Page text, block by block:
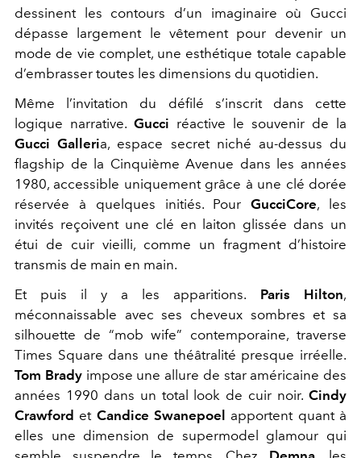
dessinent les contours d’un imaginaire où Gucci
dépasse largement le vêtement pour devenir un
mode de vie complet, une esthétique totale capable
d’embrasser toutes les dimensions du quotidien.
Même l’invitation du défilé s’inscrit dans cette
logique narrative. Gucci réactive le souvenir de la
Gucci Galleria, espace secret niché au-dessus du
flagship de la Cinquième Avenue dans les années
1980, accessible uniquement grâce à une clé dorée
réservée à quelques initiés. PourGucciCore, les
invités reçoivent une clé en laiton glissée dans un
étui de cuir vieilli, comme un fragment d’histoire
transmis de main en main.
Et puis il y a les apparitions. Paris Hilton,
méconnaissable avec ses cheveux sombres et sa
silhouette de “mob wife” contemporaine, traverse
Times Square dans une théâtralité presque irréelle.
Tom Bradyimpose une allure de star américaine des
années 1990 dans un total look de cuir noir. Cindy
Crawford etCandice Swanepoel
apportent quant à
elles une dimension de supermodel glamour qui